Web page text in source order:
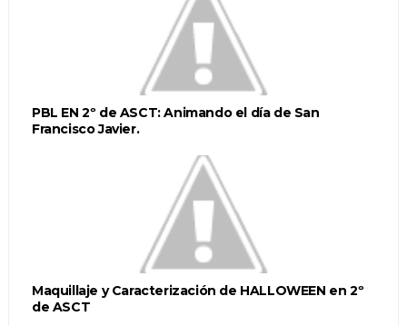
PBL EN 2º de ASCT: Animando el día de San
Francisco Javier.
Maquillaje y Caracterización de HALLOWEEN en 2º
de ASCT